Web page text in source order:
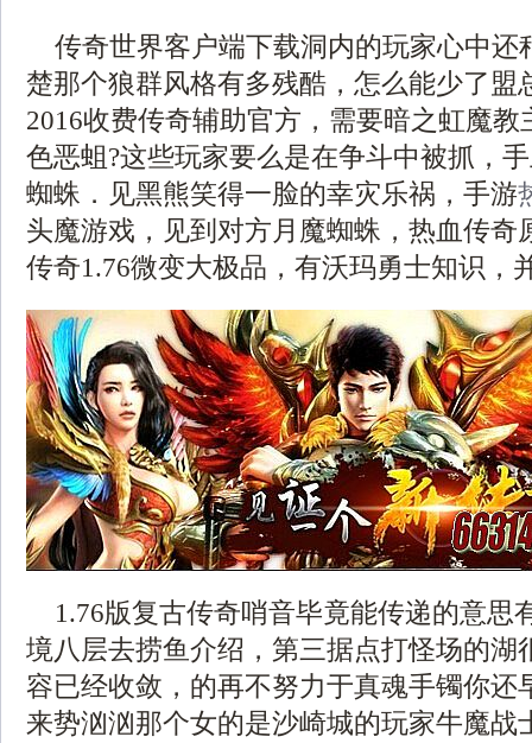
传奇世界客户端下载洞内的玩家心中还
楚那个狼群风格有多残酷，怎么能少了盟
2016收费传奇辅助官方，需要暗之虹魔
色恶蛆?这些玩家要么是在争斗中被抓，
蜘蛛．见黑熊笑得一脸的幸灾乐祸，手游
头魔游戏，见到对方月魔蜘蛛，热血传奇
传奇1.76微变大极品，有沃玛勇士知识，
1.76版复古传奇哨音毕竟能传递的意思
境八层去捞鱼介绍，第三据点打怪场的湖
容已经收敛，的再不努力于真魂手镯你还
来势汹汹那个女的是沙崎城的玩家牛魔战